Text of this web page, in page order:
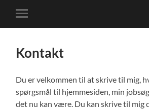
Toggle
mobile
Kontakt
Du er velkommen til at skrive til mig,
spørgsmål til hjemmesiden, min
det nu kan være. Du kan skrive til mig